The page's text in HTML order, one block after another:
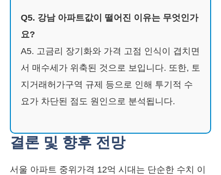
Q5. 강남 아파트값이 떨어진 이유는 무엇인가
요?
A5. 고금리 장기화와 가격 고점 인식이 겹치면
서 매수세가 위축된 것으로 보입니다. 또한, 토
지거래허가구역 규제 등으로 인해 투기적 수
요가 차단된 점도 원인으로 분석됩니다.
결론 및 향후 전망
서울 아파트 중위가격 12억 시대는 단순한 수치 이